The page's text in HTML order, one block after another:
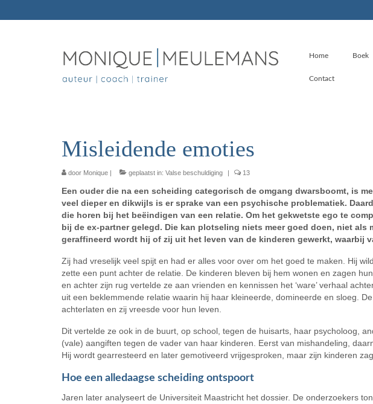
Home Boek
Contact
Misleidende emoties
door Monique | geplaatst in: Valse beschuldiging | 13
Een ouder die na een scheiding categorisch de omgang dwarsboomt, is
veel dieper en dikwijls is er sprake van een psychische problematiek.
die horen bij het beëindigen van een relatie. Om het gekwetste ego te
bij de ex-partner gelegd. Die kan plotseling niets meer goed doen, niet als
geraffineerd wordt hij of zij uit het leven van de kinderen gewerkt, waarbij
Zij had vreselijk veel spijt en had er alles voor over om het goed te maken. Hij
zette een punt achter de relatie. De kinderen bleven bij hem wonen en zagen
en achter zijn rug vertelde ze aan vrienden en kennissen het ‘ware’ verhaal
uit een beklemmende relatie waarin hij haar kleineerde, domineerde en sloeg.
achterlaten en zij vreesde voor hun leven.
Dit vertelde ze ook in de buurt, op school, tegen de huisarts, haar psycholoog,
(vale) aangiften tegen de vader van haar kinderen. Eerst van mishandeling,
Hij wordt gearresteerd en later gemotiveerd vrijgesproken, maar zijn kinderen
Hoe een alledaagse scheiding ontspoort
Jaren later analyseert de Universiteit Maastricht het dossier. De onderzoekers